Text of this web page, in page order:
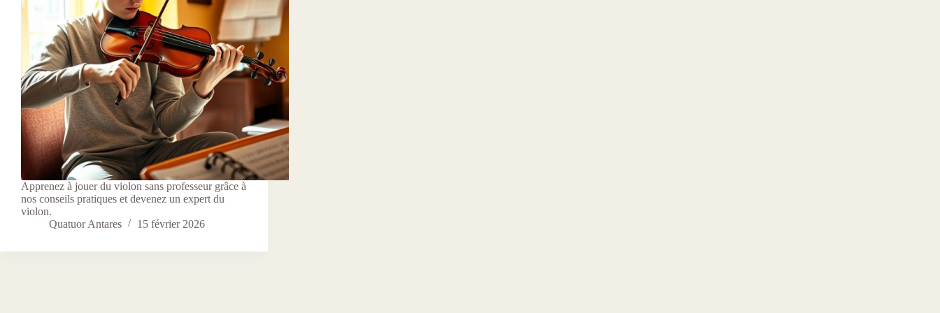
Apprenez à jouer du violon sans professeur grâce à
nos conseils pratiques et devenez un expert du
violon.
Quatuor Antares
15 février 2026